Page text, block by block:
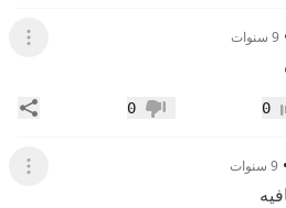
9 سنوات عرض
0 عدم إعجاب
0
9 سنوات عرض